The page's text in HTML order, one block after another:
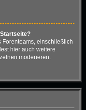
Forenteams, einschließlich
hier auch weitere
moderieren.